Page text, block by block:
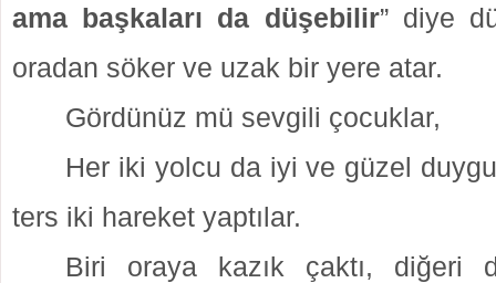
ama başkaları da düşebilir” diye
oradan söker ve uzak bir yere atar.
Gördünüz mü sevgili çocuklar,
Her iki yolcu da iyi ve güzel
ters iki hareket yaptılar.
Biri oraya kazık çaktı, diğeri